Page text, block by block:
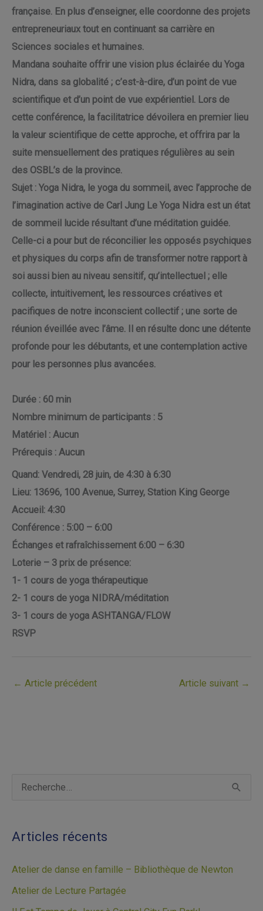
française. En plus d’enseigner, elle coordonne des projets
entrepreneuriaux tout en continuant sa carrière en
Sciences sociales et humaines.
Mandana souhaite offrir une vision plus éclairée du Yoga
Nidra, dans sa globalité ; c’est-à-dire, d’un point de vue
scientifique et d’un point de vue expérientiel. Lors de
cette conférence, la facilitatrice dévoilera en premier lieu
la valeur scientifique de cette approche, et offrira par la
suite mensuellement des pratiques régulières au sein
des OSBL’s de la province.
Sujet : Yoga Nidra, le yoga du sommeil, avec l’approche de
l’imagination active de Carl Jung Le Yoga Nidra est un état
de sommeil lucide résultant d’une méditation guidée.
Celle-ci a pour but de réconcilier les opposés psychiques
et physiques du corps afin de transformer notre rapport à
soi aussi bien au niveau sensitif, qu’intellectuel ; elle
collecte, intuitivement, les ressources créatives et
pacifiques de notre inconscient collectif ; une sorte de
réunion éveillée avec l’âme. Il en résulte donc une détente
profonde pour les débutants, et une contemplation active
pour les personnes plus avancées.
Durée : 60 min
Nombre minimum de participants : 5
Matériel : Aucun
Prérequis : Aucun
Quand: Vendredi, 28 juin, de 4:30 à 6:30
Lieu: 13696, 100 Avenue, Surrey, Station King George
Accueil: 4:30
Conférence : 5:00 – 6:00
Échanges et rafraîchissement 6:00 – 6:30
Loterie – 3 prix de présence:
1- 1 cours de yoga thérapeutique
2- 1 cours de yoga NIDRA/méditation
3- 1 cours de yoga ASHTANGA/FLOW
RSVP
← Article précédent Article suivant →
e
Articles récents
Atelier de danse en famille – Bibliothèque de Newton
Atelier de Lecture Partagée
h
v
e